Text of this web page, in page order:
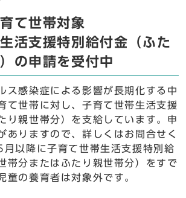
て世帯対象
活支援特別給付金（ふた
の申請を受付中
ス感染症による影響が長期化する中
て世帯に対し、子育て世帯生活支援
り親世帯分）を支給しています。申
ありますので、詳しくはお問合せく
月以降に子育て世帯生活支援特別給
帯分またはふたり親世帯分）をすで
童の養育者は対象外です。